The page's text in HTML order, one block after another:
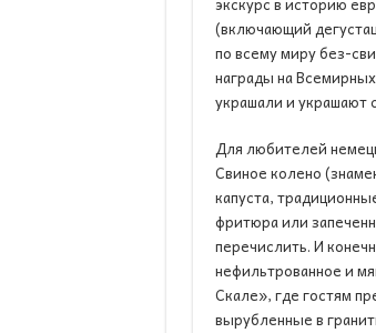
(включающий
по всему миру без-
награды на
украшали и украшают
Для любителей
Свиное колено
капуста,
фритюра или
перечислить. И
нефильтрованное и
Скале», где гостям
вырубленные в